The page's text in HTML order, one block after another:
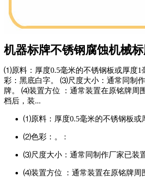
机器标牌不锈钢腐蚀机械
⑴原料：厚度0.5毫米的不锈钢板或厚度
彩：黑底白字。 ⑶尺度大小：通常同制
牌。 ⑷装置方位 ：通常装置在原铭牌周
档后，装...
⑴原料：厚度0.5毫米的不锈钢板或
⑵色彩：。 :
⑶尺度大小：通常同制作厂家已装
⑷装置方位 ：通常装置在原铭牌周